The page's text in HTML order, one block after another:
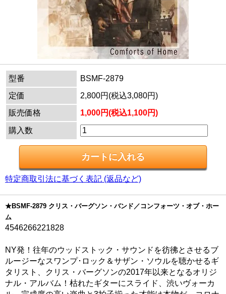
型番
BSMF-2879
定価
2,800円(税込3,080円)
販売価格
1,000円(税込1,100円)
購入数
特定商取引法に基づく表記 (返品など)
★BSMF-2879 クリス・バーグソン・バンド／コンフォーツ・オブ・ホー
ム
4546266221828
NY発！往年のウッドストック・サウンドを彷彿とさせるブ
ルージーなスワンプ･ロック＆サザン・ソウルを聴かせるギ
タリスト、クリス・バーグソンの2017年以来となるオリジ
ナル・アルバム！枯れたギターにスライド、渋いヴォーカ